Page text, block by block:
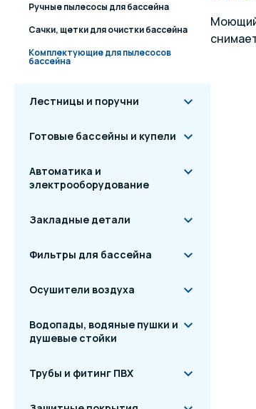
Ручные пылесосы для бассейна
Сачки, щетки для очистки бассейна
Комплектующие для пылесосов
бассейна
Лестницы и поручни
Готовые бассейны и купели
Автоматика и
электрооборудование
Закладные детали
Фильтры для бассейна
Осушители воздуха
Водопады, водяные пушки и
душевые стойки
Трубы и фитинг ПВХ